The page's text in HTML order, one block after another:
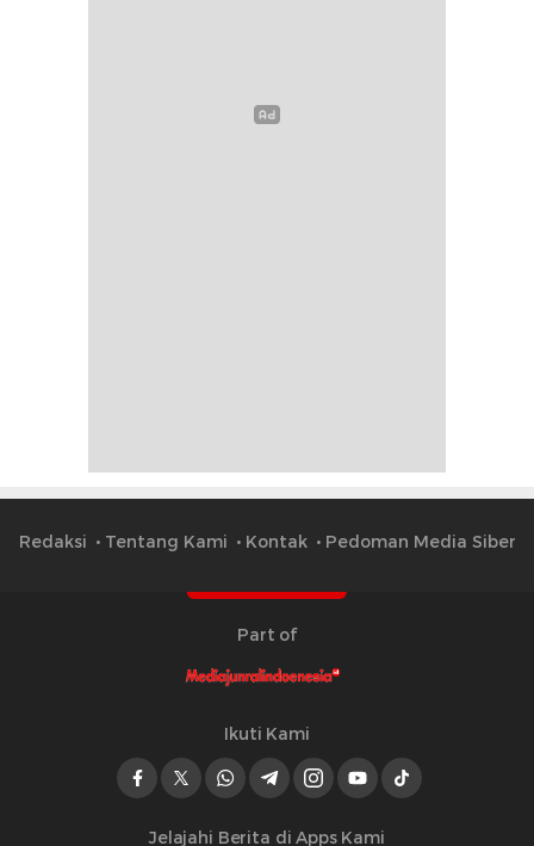
Redaksi Tentang Kami Kontak Pedoman Media Siber
Part of
Ikuti Kami
Jelajahi Berita di Apps Kami